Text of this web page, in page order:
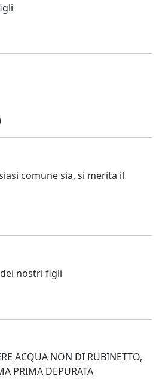
comune sia, si merita il
nostri figli
ACQUA NON DI RUBINETTO,
PRIMA DEPURATA